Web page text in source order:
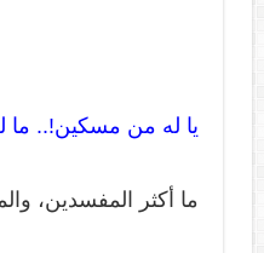
يا له من مسكين!.. ما
ما أكثر المفسدين،